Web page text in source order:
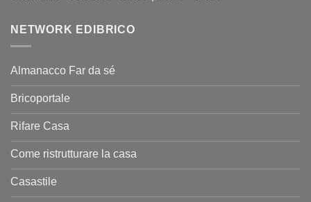
NETWORK EDIBRICO
Almanacco Far da sé
Bricoportale
Rifare Casa
Come ristrutturare la casa
Casastile